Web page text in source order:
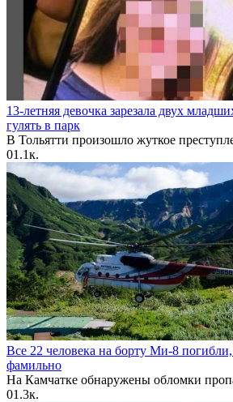
13-летняя девочка зарезала двух
гулять в парк
В Тольятти произошло жуткое
01.1к.
Все 22 человека на борту Ми-8
фамильно
На Камчатке обнаружены обломки
01.3к.